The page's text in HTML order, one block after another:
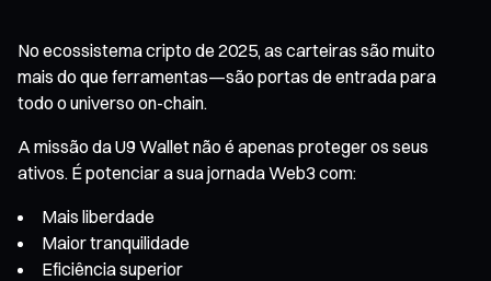
No ecossistema cripto de 2025, as carteiras são muito
mais do que ferramentas—são portas de entrada para
todo o universo on-chain.
A missão da U9 Wallet não é apenas proteger os seus
ativos. É potenciar a sua jornada Web3 com:
Mais liberdade
Maior tranquilidade
Eficiência superior